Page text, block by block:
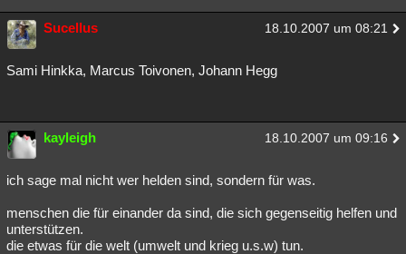
Sucellus 18.10.2007 um 08:21
Sami Hinkka, Marcus Toivonen, Johann Hegg
kayleigh 18.10.2007 um 09:16
ich sage mal nicht wer helden sind, sondern für was.
menschen die für einander da sind, die sich gegenseitig helfen und
unterstützen.
die etwas für die welt (umwelt und krieg u.s.w) tun.